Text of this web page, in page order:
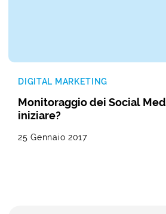
DIGITAL MARKETING
Monitoraggio dei Social
iniziare?
25 Gennaio 2017